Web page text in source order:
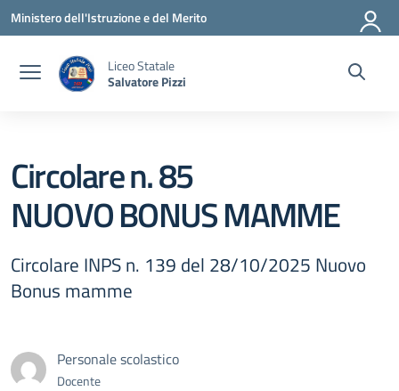
Vai ai contenuti
Vai al menu di navigazione
Vai al footer
Ministero dell'Istruzione e del Merito
Liceo Statale
Salvatore Pizzi
Circolare n. 85
NUOVO BONUS MAMME
Circolare INPS n. 139 del 28/10/2025 Nuovo
Bonus mamme
Personale scolastico
Docente